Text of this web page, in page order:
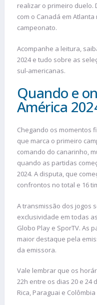
realizar o primeiro duelo.
com o Canadá em
campeonato.
Acompanhe a leitura,
2024 e tudo sobre as
sul-americanas.
Quando e
América
Chegando os momentos
que marca o primeiro
comando do canarinho,
quando as partidas
2024. A disputa, que
confrontos no total e 16
A transmissão dos jogos
exclusividade em todas
Globo Play e SporTV. As
maior destaque pela
da emissora.
Vale lembrar que os
22h entre os dias 20 e 24
Rica, Paraguai e